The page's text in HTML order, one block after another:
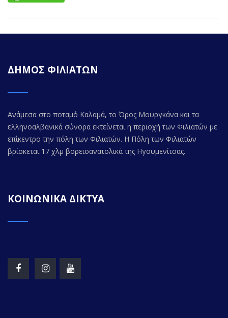
ΔΗΜΟΣ ΦΙΛΙΑΤΩΝ
Ανάμεσα στο ποταμό Καλαμά, το Όρος Μουργκάνα και τα
ελληνοαλβανικά σύνορα εκτείνεται η περιοχή των Φιλιατών με
επίκεντρο την πόλη των Φιλιατών. Η Πόλη των Φιλιατών
βρίσκεται 17 χλμ βορειοανατολικά της Ηγουμενίτσας.
ΚΟΙΝΩΝΙΚΑ ΔΙΚΤΥΑ